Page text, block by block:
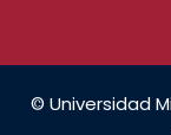
© Universidad